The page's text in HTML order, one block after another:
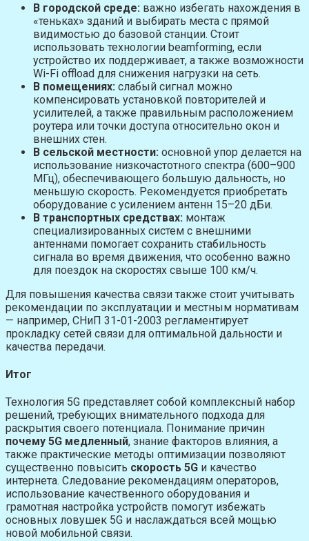
В городской среде: важно избегать нахождения в
«теньках» зданий и выбирать места с прямой
видимостью до базовой станции. Стоит
использовать технологии beamforming, если
устройство их поддерживает, а также возможности
Wi-Fi offload для снижения нагрузки на сеть.
В помещениях: слабый сигнал можно
компенсировать установкой повторителей и
усилителей, а также правильным расположением
роутера или точки доступа относительно окон и
внешних стен.
В сельской местности: основной упор делается на
использование низкочастотного спектра (600–900
МГц), обеспечивающего большую дальность, но
меньшую скорость. Рекомендуется приобретать
оборудование с усилением антенн 15–20 дБи.
В транспортных средствах: монтаж
специализированных систем с внешними
антеннами помогает сохранить стабильность
сигнала во время движения, что особенно важно
для поездок на скоростях свыше 100 км/ч.
Для повышения качества связи также стоит учитывать
рекомендации по эксплуатации и местным нормативам
— например, СНиП 31-01-2003 регламентирует
прокладку сетей связи для оптимальной дальности и
качества передачи.
Итог
Технология 5G представляет собой комплексный набор
решений, требующих внимательного подхода для
раскрытия своего потенциала. Понимание причин
почему 5G медленный, знание факторов влияния, а
также практические методы оптимизации позволяют
существенно повысить скорость 5G и качество
интернета. Следование рекомендациям операторов,
использование качественного оборудования и
грамотная настройка устройств помогут избежать
основных ловушек 5G и наслаждаться всей мощью
новой мобильной связи.